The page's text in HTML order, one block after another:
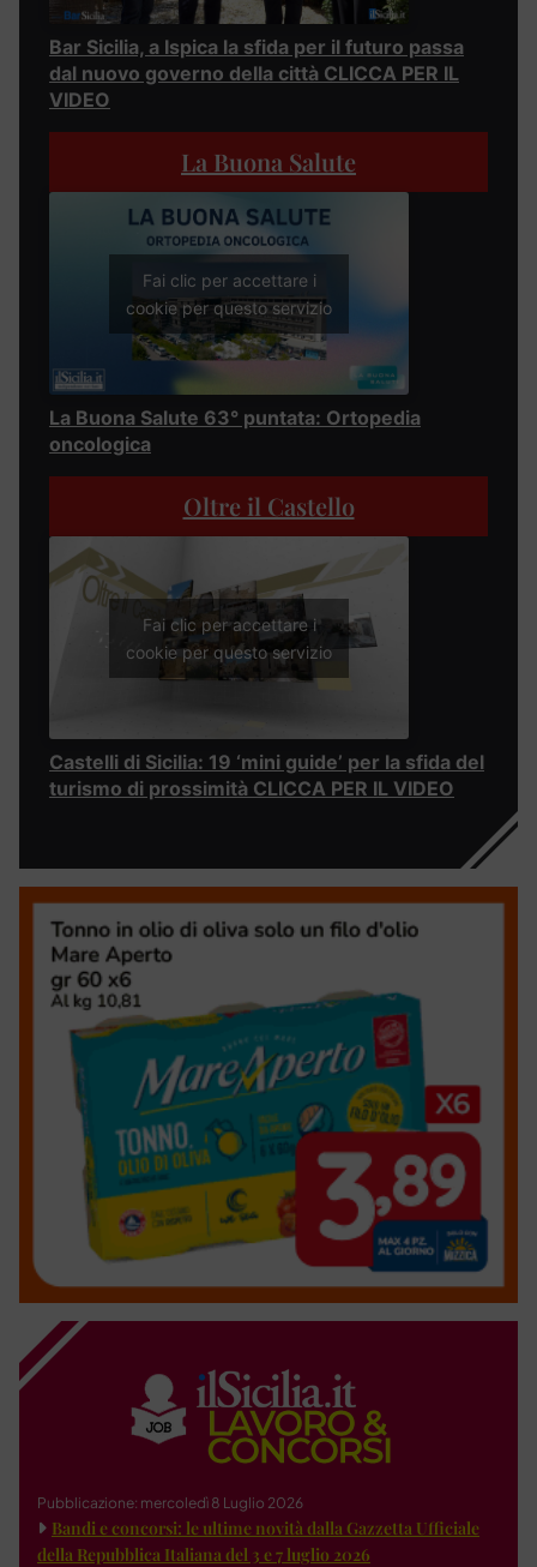
Bar Sicilia, a Ispica la sfida per il futuro passa
dal nuovo governo della città CLICCA PER IL
VIDEO
La Buona Salute
Fai clic per accettare i
cookie per questo servizio
La Buona Salute 63° puntata: Ortopedia
oncologica
Oltre il Castello
Fai clic per accettare i
cookie per questo servizio
Castelli di Sicilia: 19 ‘mini guide’ per la sfida del
turismo di prossimità CLICCA PER IL VIDEO
Pubblicazione: mercoledì 8 Luglio 2026
Bandi e concorsi: le ultime novità dalla Gazzetta Ufficiale
della Repubblica Italiana del 3 e 7 luglio 2026